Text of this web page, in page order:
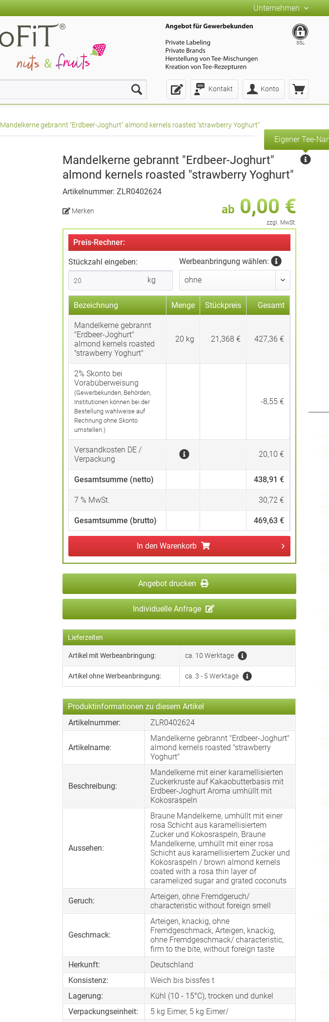
Unternehmen
Kontakt Konto
SSL
Mandelkerne gebrannt "Erdbeer-Joghurt" almond kernels roasted "strawberry Yoghurt"
Mandelkerne gebrannt "Erdbeer-Joghurt"
almond kernels roasted "strawberry Yoghurt"
Eigener Tee-
Artikelnummer: ZLR0402624
ab 0,00 €
zzgl. MwSt.
Merken
Preis-Rechner:
Stückzahl eingeben:
kg
Werbeanbringung wählen:
Bezeichnung Menge Stückpreis Gesamt
Mandelkerne gebrannt
"Erdbeer-Joghurt"
almond kernels roasted
"strawberry Yoghurt"
20 kg 21,368 € 427,36 €
2% Skonto bei
Vorabüberweisung
(Gewerbekunden, Behörden,
Institutionen können bei der
Bestellung wahlweise auf
Rechnung ohne Skonto
umstellen.)
-8,55 €
Versandkosten DE /
Verpackung
20,10 €
Gesamtsumme (netto) 438,91 €
7 % MwSt. 30,72 €
Gesamtsumme (brutto) 469,63 €
In den Warenkorb
Angebot drucken
Individuelle Anfrage
Lieferzeiten
Artikel mit Werbeanbringung: ca. 10 Werktage
Artikel ohne Werbeanbringung: ca. 3 - 5 Werktage
Produktinformationen zu diesem Artikel
Artikelnummer:
ZLR0402624
Artikelname:
Mandelkerne gebrannt "Erdbeer-Joghurt"
almond kernels roasted "strawberry
Yoghurt"
Beschreibung:
Mandelkerne mit einer karamellisierten
Zuckerkruste auf Kakaobutterbasis mit
Erdbeer-Joghurt Aroma umhüllt mit
Kokosraspeln
Aussehen:
Braune Mandelkerne, umhüllt mit einer
rosa Schicht aus karamellisiertem
Zucker und Kokosraspeln, Braune
Mandelkerne, umhüllt mit einer rosa
Schicht aus karamellisiertem Zucker und
Kokosraspeln / brown almond kernels
coated with a rosa thin layer of
caramelized sugar and grated coconuts
Geruch:
Arteigen, ohne Fremdgeruch/
characteristic without foreign smell
Geschmack:
Arteigen, knackig, ohne
Fremdgeschmack, Arteigen, knackig,
ohne Fremdgeschmack/ characteristic,
firm to the bite, without foreign taste
Herkunft:
Deutschland
Konsistenz:
Weich bis bissfes t
Lagerung:
Kühl (10 - 15°C), trocken und dunkel
Verpackungseinheit:
5 kg Eimer, 5 kg Eimer/